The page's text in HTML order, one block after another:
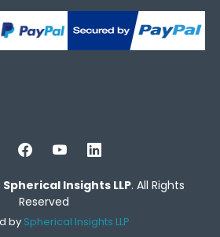
Spherical Insights LLP. All Rights
Reserved
by Spherical Insights LLP